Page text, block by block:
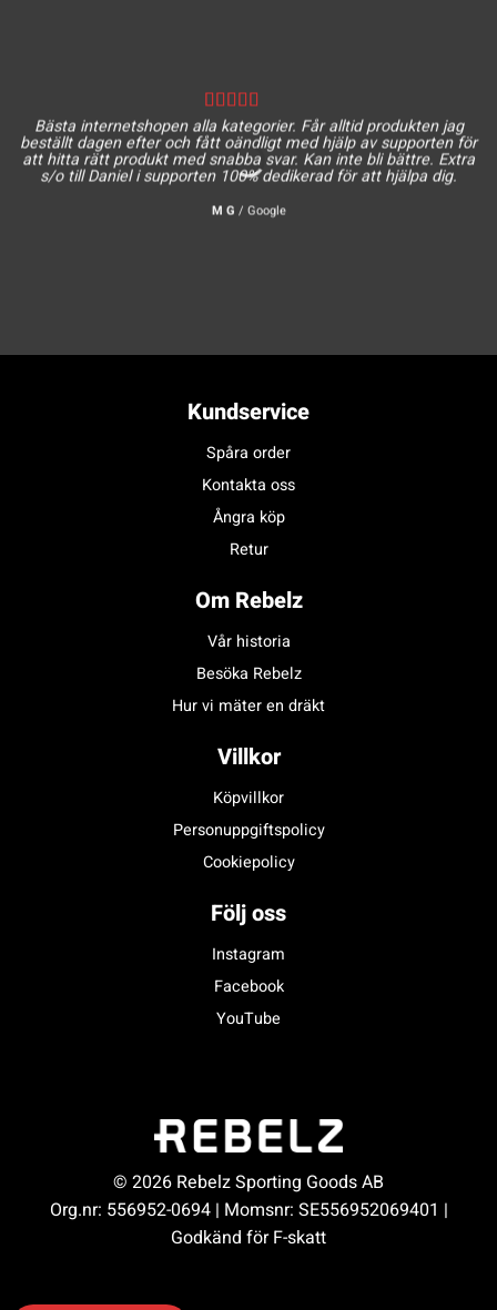
Bästa internetshopen alla kategorier. Får alltid produkten jag
beställt dagen efter och fått oändligt med hjälp av supporten för
att hitta rätt produkt med snabba svar. Kan inte bli bättre. Extra
s/o till Daniel i supporten 100% dedikerad för att hjälpa dig.
M G / Google
Kundservice
Spåra order
Kontakta oss
Ångra köp
Retur
Om Rebelz
Vår historia
Besöka Rebelz
Hur vi mäter en dräkt
Villkor
Köpvillkor
Personuppgiftspolicy
Cookiepolicy
Följ oss
Instagram
Facebook
YouTube
© 2026 Rebelz Sporting Goods AB
Org.nr: 556952-0694 | Momsnr: SE556952069401 |
Godkänd för F-skatt